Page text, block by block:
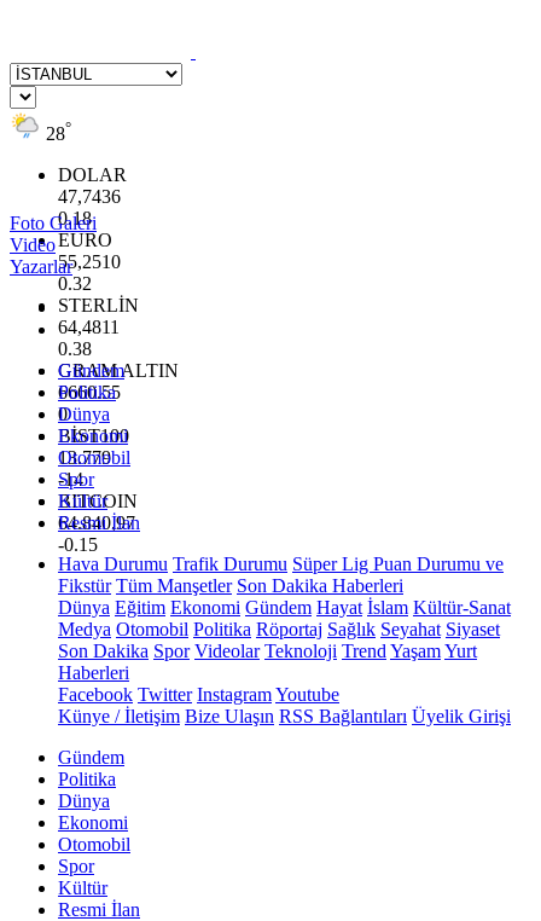
28°
DOLAR
47,7436
0.18
EURO
55,2510
0.32
STERLİN
64,4811
0.38
GRAM ALTIN
6660.55
0
BİST100
13.779
-14
BITCOIN
64.840,97
-0.15
Foto Galeri
Video
Yazarlar
Gündem
Politika
Dünya
Ekonomi
Otomobil
Spor
Kültür
Resmi İlan
Hava Durumu Trafik Durumu Süper Lig Puan Durumu ve
Fikstür Tüm Manşetler Son Dakika Haberleri
Dünya Eğitim Ekonomi Gündem Hayat İslam Kültür-Sanat
Medya Otomobil Politika Röportaj Sağlık Seyahat Siyaset
Son Dakika Spor Videolar Teknoloji Trend YaşamYurt
Haberleri
Facebook Twitter InstagramYoutube
Künye / İletişim Bize Ulaşın RSS Bağlantıları Üyelik Girişi
Gündem
Politika
Dünya
Ekonomi
Otomobil
Spor
Kültür
Resmi İlan